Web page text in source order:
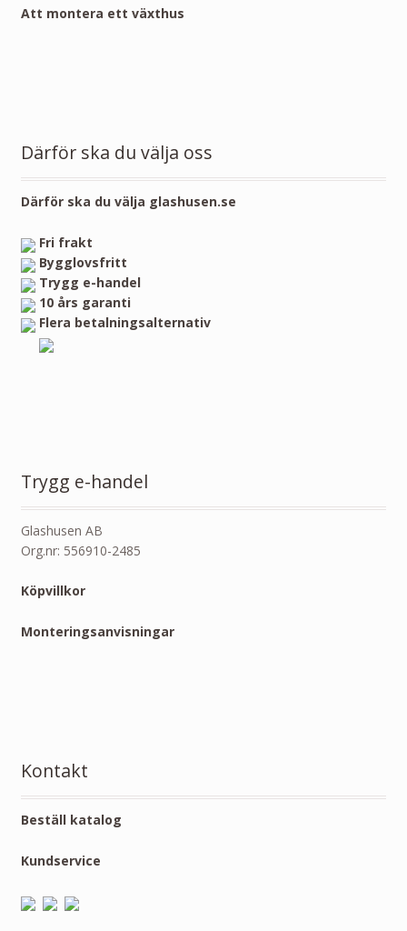
Att montera ett växthus
Därför ska du välja oss
Därför ska du välja glashusen.se
Fri frakt
Bygglovsfritt
Trygg e-handel
10 års garanti
Flera betalningsalternativ
Trygg e-handel
Glashusen AB
Org.nr: 556910-2485
Köpvillkor
Monteringsanvisningar
Kontakt
Beställ katalog
Kundservice